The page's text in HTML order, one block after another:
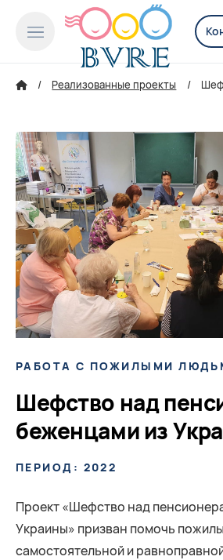
Реализованные проекты
РАБОТА С ПОЖИЛЫМИ
Шефство над
беженцами из
ПЕРИОД: 2022
Проект «Шефство над
Украины» призван помочь
самостоятельной и